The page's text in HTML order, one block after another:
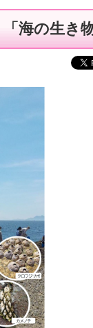
海の生き